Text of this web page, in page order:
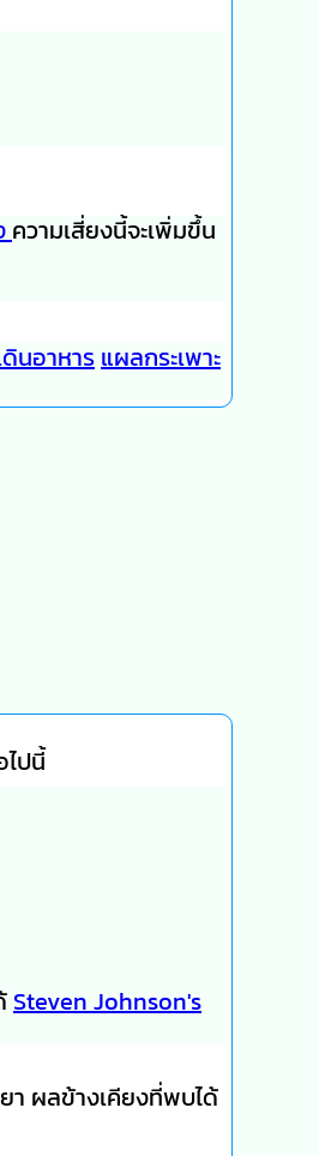
ความเสี่ยงนี้จะเพิ่มขึ้น
นอาหาร แผลกระเพาะ
ปนี้
Steven Johnson's
า ผลข้างเคียงที่พบได้